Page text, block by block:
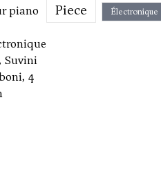
piano
Suvini
4
Piece Électronique